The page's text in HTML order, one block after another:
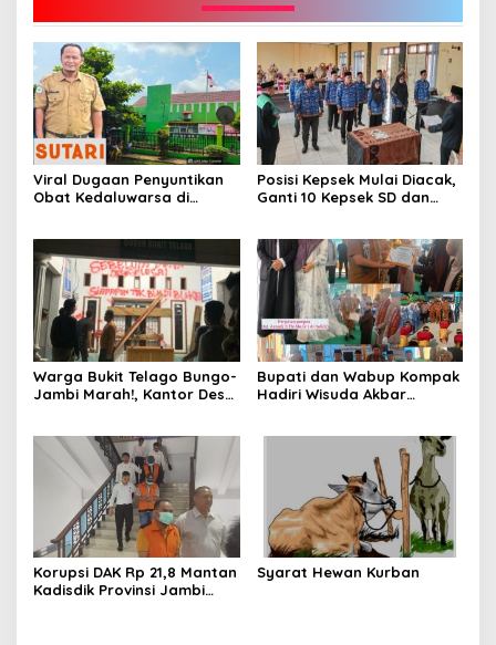
Viral Dugaan Penyuntikan
Obat Kedaluwarsa di
Belum Sempat Masuk ke
Tubuh Pasien
Posisi Kepsek Mulai Diacak,
Ganti 10 Kepsek SD dan
Warga Bukit Telago Bungo-
Jambi Marah!, Kantor Desa
Bupati dan Wabup Kompak
Hadiri Wisuda Akbar
Korupsi DAK Rp 21,8 Mantan
Kadisdik Provinsi Jambi
Syarat Hewan Kurban